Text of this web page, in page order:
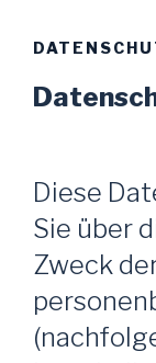
Diese
Sie über
Zweck